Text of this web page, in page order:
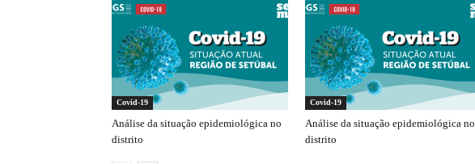
Covid-19
Análise da situação epidemiológica no
distrito
Covid-19
Análise da situação epidemiológica no
distrito